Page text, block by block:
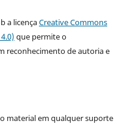
a licençaCreative Commons
que permite o
reconhecimento de autoria e
material em qualquer suporte